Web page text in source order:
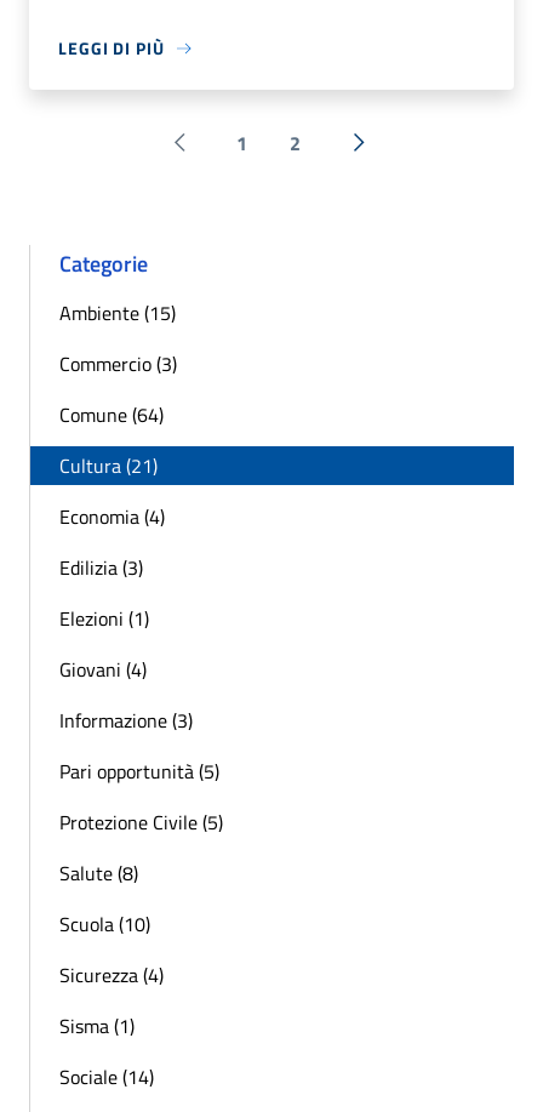
LEGGI DI PIÙ
Pagina precedente
1 2 Successiva »
Categorie
Ambiente (15)
Commercio (3)
Comune (64)
Cultura (21)
Economia (4)
Edilizia (3)
Elezioni (1)
Giovani (4)
Informazione (3)
Pari opportunità (5)
Protezione Civile (5)
Salute (8)
Scuola (10)
Sicurezza (4)
Sisma (1)
Sociale (14)